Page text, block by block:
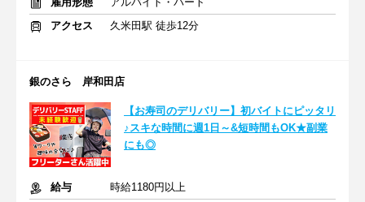
アクセス
久米田駅 徒歩12分
銀のさら 岸和田店
【お寿司のデリバリー】初バイトにピッタリ
♪スキな時間に週1日～&短時間もOK★副業
にも◎
給与
時給1180円以上